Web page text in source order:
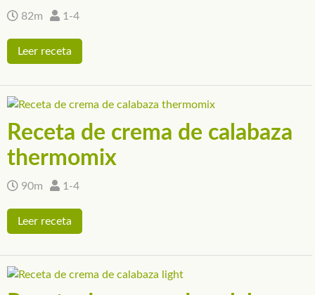
82m 1-4
Leer receta
Receta de crema de calabaza
thermomix
90m 1-4
Leer receta